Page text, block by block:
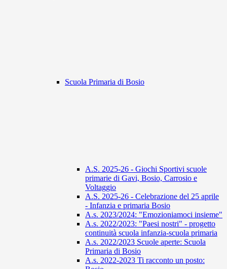
Scuola Primaria di Bosio
A.S. 2025-26 - Giochi Sportivi scuole
primarie di Gavi, Bosio, Carrosio e
Voltaggio
A.S. 2025-26 - Celebrazione del 25 aprile
- Infanzia e primaria Bosio
A.s. 2023/2024: "Emozioniamoci insieme"
A.s. 2022/2023: "Paesi nostri" - progetto
continuità scuola infanzia-scuola primaria
A.s. 2022/2023 Scuole aperte: Scuola
Primaria di Bosio
A.s. 2022-2023 Ti racconto un posto: